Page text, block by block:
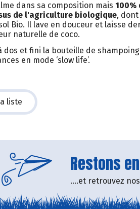
dans sa composition mais
de l'agriculture biologique,
Bio. Il lave en douceur et laisse
naturelle de coco.
dos et fini la bouteille de
en mode ‘slow life’.
liste
Restons
....et retrouvez